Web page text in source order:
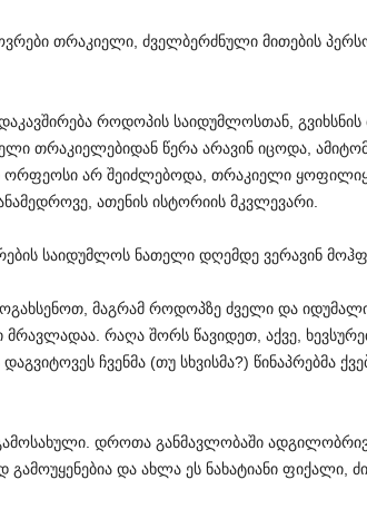
თრაკიელი, ძველბერძნული მითების
როდოპის საიდუმლოსთან, გვიხსნის
თრაკიელებიდან წერა არავინ იცოდა,
ორფეოსი არ შეიძლებოდა, თრაკიელი
ათენის ისტორიის მკვლევარი.
საიდუმლოს ნათელი დღემდე ვერავინ
მაგრამ როდოპზე ძველი და
რაღა შორს წავიდეთ, აქვე,
ჩვენმა (თუ სხვისმა?) წინაპრებმა
გამოსახული. დროთა განმავლობაში
გამოუყენებია და ახლა ეს ნახატიანი ფიქალი,